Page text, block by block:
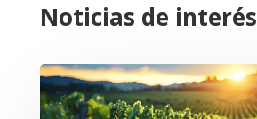
Noticias de interés